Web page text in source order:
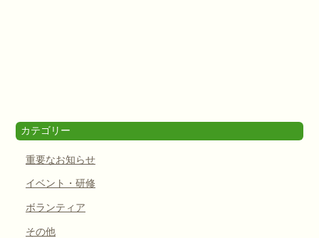
カテゴリー
重要なお知らせ
イベント・研修
ボランティア
その他